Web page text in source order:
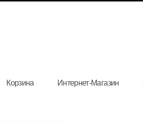
Корзина Интернет-Магазин